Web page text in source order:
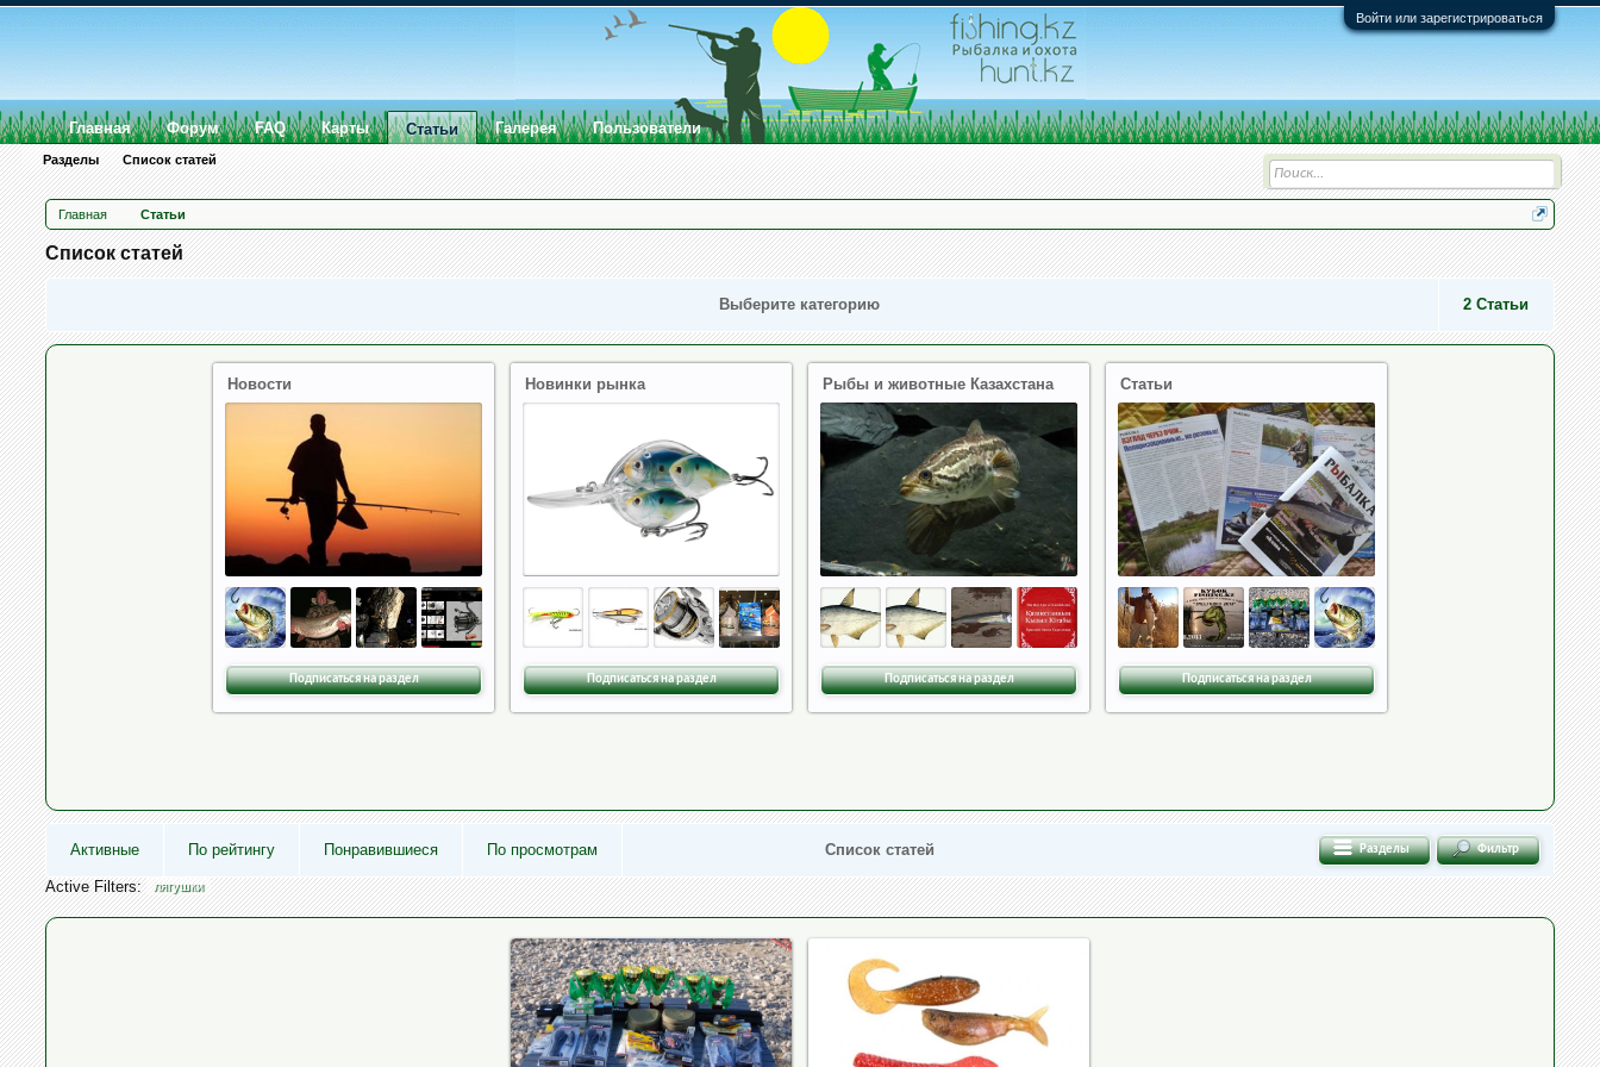
Войти или зарегистрироваться
Главная Статьи
Список статей
Выберите категорию 2Статьи
Новости
Подписаться на раздел
Новинки рынка
Подписаться на раздел
Рыбы и животные Казахстана
Подписаться на раздел
Статьи
Подписаться на раздел
Активные По рейтингу Понравившиеся По просмотрам Список статей Разделы Фильтр
Active Filters: лягушки
Главная Форум FAQ Карты Статьи
Разделы Список статей
Галерея Пользователи